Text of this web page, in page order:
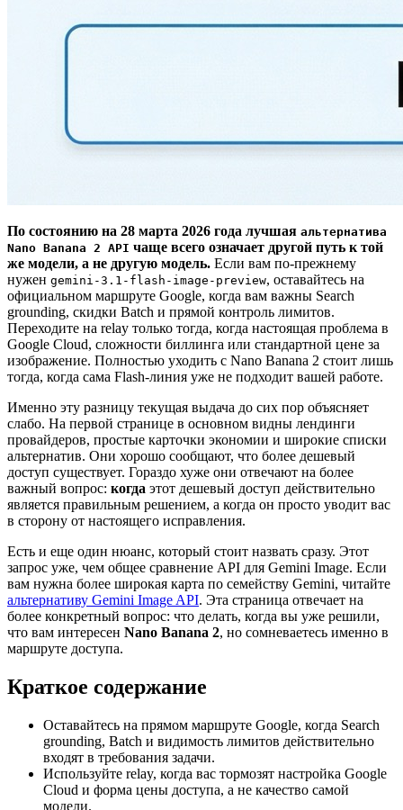
По состоянию на 28 марта 2026 года лучшая альтернатива
Nano Banana 2 API чаще всего означает другой путь к той
же модели, а не другую модель. Если вам по-прежнему
нужен gemini-3.1-flash-image-preview, оставайтесь на
официальном маршруте Google, когда вам важны Search
grounding, скидки Batch и прямой контроль лимитов.
Переходите на relay только тогда, когда настоящая проблема в
Google Cloud, сложности биллинга или стандартной цене за
изображение. Полностью уходить с Nano Banana 2 стоит лишь
тогда, когда сама Flash-линия уже не подходит вашей работе.
Именно эту разницу текущая выдача до сих пор объясняет
слабо. На первой странице в основном видны лендинги
провайдеров, простые карточки экономии и широкие списки
альтернатив. Они хорошо сообщают, что более дешевый
доступ существует. Гораздо хуже они отвечают на более
важный вопрос: когда этот дешевый доступ действительно
является правильным решением, а когда он просто уводит вас
в сторону от настоящего исправления.
Есть и еще один нюанс, который стоит назвать сразу. Этот
запрос уже, чем общее сравнение API для Gemini Image. Если
вам нужна более широкая карта по семейству Gemini, читайте
альтернативу Gemini Image API. Эта страница отвечает на
более конкретный вопрос: что делать, когда вы уже решили,
что вам интересен Nano Banana 2, но сомневаетесь именно в
маршруте доступа.
Краткое содержание
Оставайтесь на прямом маршруте Google, когда Search
grounding, Batch и видимость лимитов действительно
входят в требования задачи.
Используйте relay, когда вас тормозят настройка Google
Cloud и форма цены доступа, а не качество самой
модели.